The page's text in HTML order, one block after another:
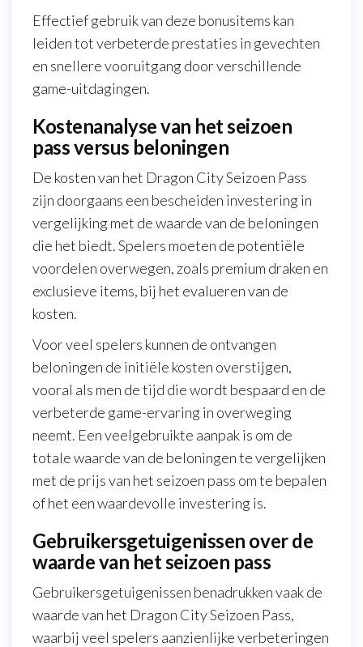
Effectief gebruik van deze bonusitems kan
leiden tot verbeterde prestaties in gevechten
en snellere vooruitgang door verschillende
game-uitdagingen.
Kostenanalyse van het seizoen
pass versus beloningen
De kosten van het Dragon City Seizoen Pass
zijn doorgaans een bescheiden investering in
vergelijking met de waarde van de beloningen
die het biedt. Spelers moeten de potentiële
voordelen overwegen, zoals premium draken en
exclusieve items, bij het evalueren van de
kosten.
Voor veel spelers kunnen de ontvangen
beloningen de initiële kosten overstijgen,
vooral als men de tijd die wordt bespaard en de
verbeterde game-ervaring in overweging
neemt. Een veelgebruikte aanpak is om de
totale waarde van de beloningen te vergelijken
met de prijs van het seizoen pass om te bepalen
of het een waardevolle investering is.
Gebruikersgetuigenissen over de
waarde van het seizoen pass
Gebruikersgetuigenissen benadrukken vaak de
waarde van het Dragon City Seizoen Pass,
waarbij veel spelers aanzienlijke verbeteringen